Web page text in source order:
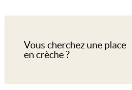
Vous cherchez une place
en crèche ?